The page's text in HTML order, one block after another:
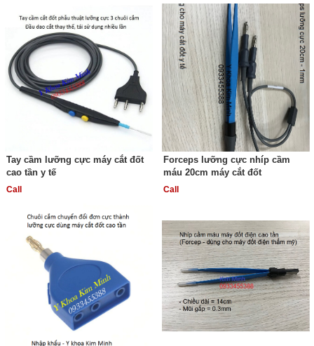
Tay cầm lưỡng cực máy cắt đốt
cao tần y tế
Call
Forceps lưỡng cực nhíp cầm
máu 20cm máy cắt đốt
Call